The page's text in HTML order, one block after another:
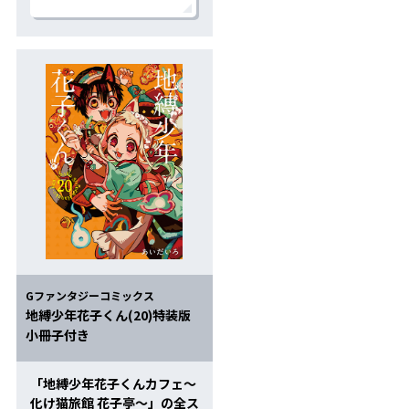
地縛少年花子くん」、12/27発
Gファンタジーコミックス
地縛少年花子くん(20)特装版
小冊子付き
「地縛少年花子くんカフェ～
化け猫旅館 花子亭～」の全ス